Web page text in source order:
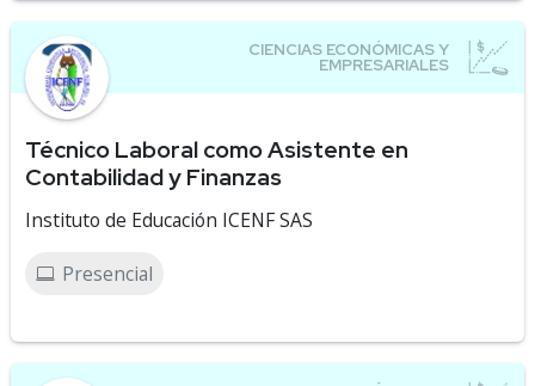
Técnico Laboral como Asistente en
Contabilidad y Finanzas
Instituto de Educación ICENF SAS
Presencial